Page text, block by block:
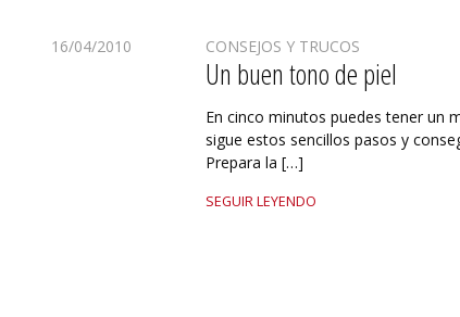
16/04/2010 CONSEJOS Y TRUCOS
Un buen tono de piel
En cinco minutos puedes tener un
sigue estos sencillos pasos y
Prepara la […]
SEGUIR LEYENDO